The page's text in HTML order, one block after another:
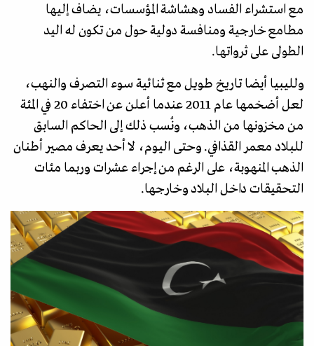
مع استشراء الفساد وهشاشة المؤسسات، يضاف إليها
مطامع خارجية ومنافسة دولية حول من تكون له اليد
الطولى على ثرواتها.
ولليبيا أيضا تاريخ طويل مع ثنائية سوء التصرف والنهب،
لعل أضخمها عام 2011 عندما أعلن عن اختفاء 20 في المئة
من مخزونها من الذهب، ونُسب ذلك إلى الحاكم السابق
للبلاد معمر القذافي. وحتى اليوم، لا أحد يعرف مصير أطنان
الذهب المنهوبة، على الرغم من إجراء عشرات وربما مئات
التحقيقات داخل البلاد وخارجها.